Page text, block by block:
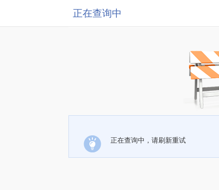
正在查询中
正在查询中，请刷新重试